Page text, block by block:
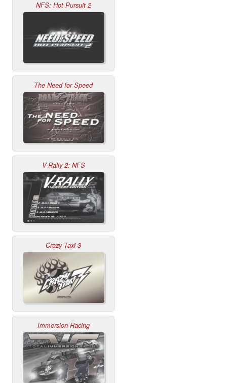
NFS: Hot Pursuit 2
The Need for Speed
V-Rally 2: NFS
Crazy Taxi 3
Immersion Racing